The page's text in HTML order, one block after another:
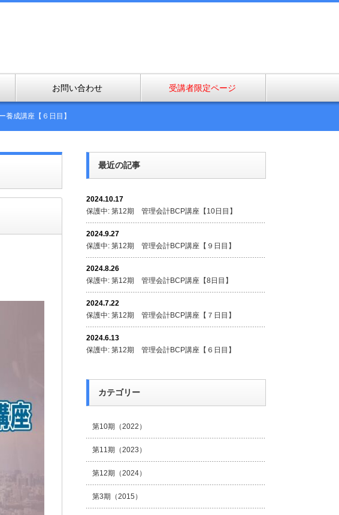
お問い合わせ 受講者限定ページ
養成講座【６日目】
最近の記事
2024.10.17
保護中: 第12期 管理会計BCP講座【10日目】
2024.9.27
保護中: 第12期 管理会計BCP講座【９日目】
2024.8.26
保護中: 第12期 管理会計BCP講座【8日目】
2024.7.22
保護中: 第12期 管理会計BCP講座【７日目】
2024.6.13
保護中: 第12期 管理会計BCP講座【６日目】
カテゴリー
第10期（2022）
第11期（2023）
第12期（2024）
第3期（2015）